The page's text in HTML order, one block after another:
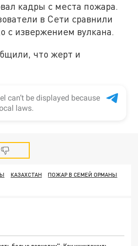
кадры с места пожара.
в Сети сравнили
с извержением вулкана.
что жерт и
КАЗАХСТАН
ПОЖАР В СЕМЕЙ ОРМАНЫ